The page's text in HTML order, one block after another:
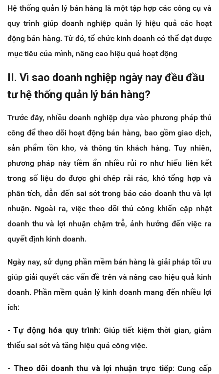
Hệ thống quản lý bán hàng là một tập hợp các công cụ và
quy trình giúp doanh nghiệp quản lý hiệu quả các hoạt
động bán hàng. Từ đó, tổ chức kinh doanh có thể đạt được
mục tiêu của mình, nâng cao hiệu quả hoạt động
II. Vì sao doanh nghiệp ngày nay đều đầu
tư hệ thống quản lý bán hàng?
Trước đây, nhiều doanh nghiệp dựa vào phương pháp thủ
công để theo dõi hoạt động bán hàng, bao gồm giao dịch,
sản phẩm tồn kho, và thông tin khách hàng. Tuy nhiên,
phương pháp này tiềm ẩn nhiều rủi ro như hiếu liên kết
trong số liệu do được ghi chép rải rác, khó tổng hợp và
phân tích, dẫn đến sai sót trong báo cáo doanh thu và lợi
nhuận. Ngoài ra, việc theo dõi thủ công khiến cập nhật
doanh thu và lợi nhuận chậm trễ, ảnh hưởng đến việc ra
quyết định kinh doanh.
Ngày nay, sử dụng phần mềm bán hàng là giải pháp tối ưu
giúp giải quyết các vấn đề trên và nâng cao hiệu quả kinh
doanh. Phần mềm quản lý kinh doanh mang đến nhiều lợi
ích:
- Tự động hóa quy trình: Giúp tiết kiệm thời gian, giảm
thiểu sai sót và tăng hiệu quả công việc.
- Theo dõi doanh thu và lợi nhuận trực tiếp:Cung cấp